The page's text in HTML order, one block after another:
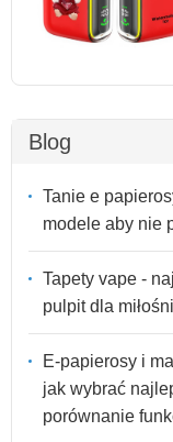
Blog
Tanie e
modele aby nie
Tapety vape -
pulpit dla
E-papierosy i
jak wybrać
porównanie